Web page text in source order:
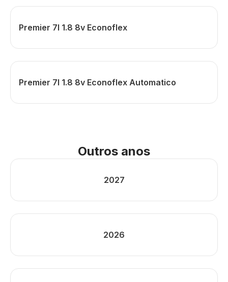
Premier 7l 1.8 8v Econoflex
Premier 7l 1.8 8v Econoflex Automatico
Outros anos
2027
2026